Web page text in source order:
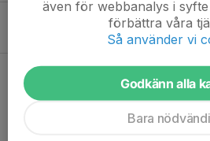
Extra årsmöte 11 mars
3 mar, 19:27 0
Kommande matcher
Torns IF guld –Pojkar/
även för webbanalys i
förbättra våra
Så använder vi
Godkänn alla
Bara